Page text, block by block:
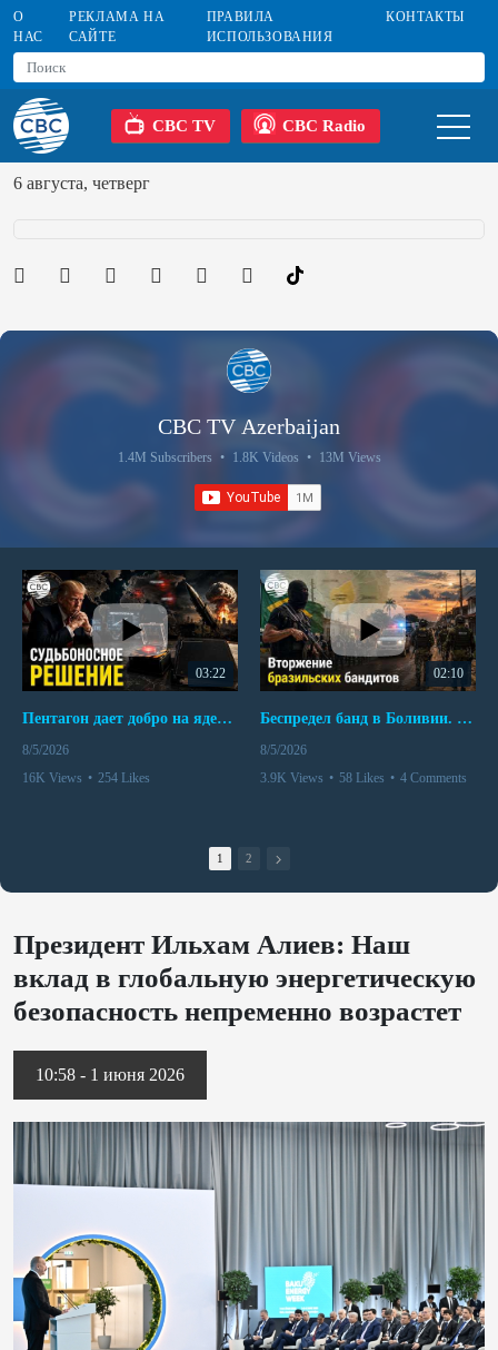
О
НАС
РЕКЛАМА НА
САЙТЕ
ПРАВИЛА
ИСПОЛЬЗОВАНИЯ
КОНТАКТЫ
CBC TV CBC Radio
6 августа, четверг
CBC TV Azerbaijan
1.4M Subscribers • 1.8K Videos • 13M Views
03:22
Пентагон дает добро на ядерный удар по противникам США
8/5/2026
16K Views • 254 Likes
02:10
Беспредел банд в Боливии. Расправы над наркоторговцами
8/5/2026
3.9K Views • 58 Likes • 4 Comments
1 2
Президент Ильхам Алиев: Наш
вклад в глобальную энергетическую
безопасность непременно возрастет
10:58 - 1 июня 2026